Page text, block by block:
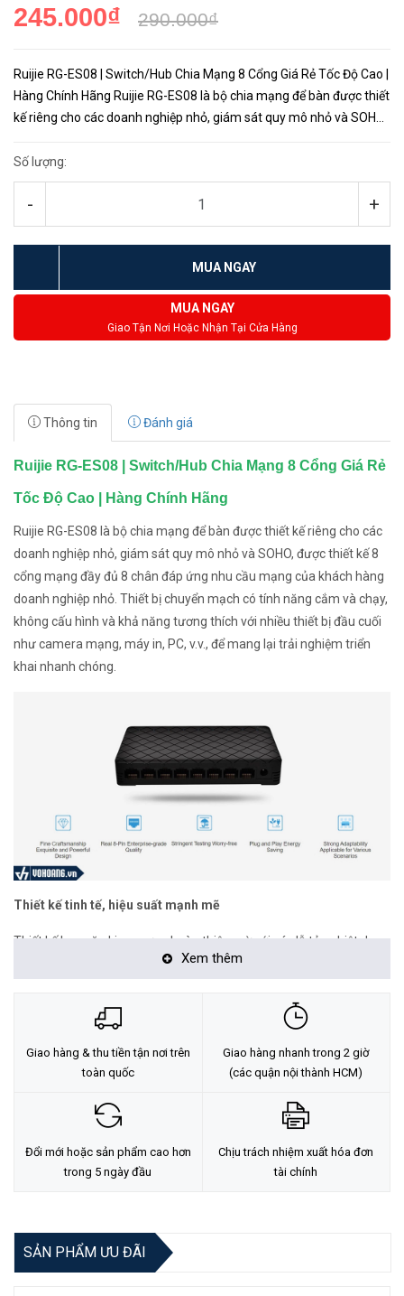
245.000₫ 290.000₫
Ruijie RG-ES08 | Switch/Hub Chia Mạng 8 Cổng Giá Rẻ Tốc Độ Cao |
Hàng Chính Hãng Ruijie RG-ES08 là bộ chia mạng để bàn được thiết
kế riêng cho các doanh nghiệp nhỏ, giám sát quy mô nhỏ và SOHO,
Số lượng:
- +
MUA NGAY
MUA NGAY
Giao Tận Nơi Hoặc Nhận Tại Cửa Hàng
Thông tin Đánh giá
Ruijie RG-ES08 | Switch/Hub Chia Mạng 8 Cổng Giá Rẻ
Tốc Độ Cao | Hàng Chính Hãng
Ruijie RG-ES08 là bộ chia mạng để bàn được thiết kế riêng cho các
doanh nghiệp nhỏ, giám sát quy mô nhỏ và SOHO, được thiết kế 8
cổng mạng đầy đủ 8 chân đáp ứng nhu cầu mạng của khách hàng
doanh nghiệp nhỏ. Thiết bị chuyển mạch có tính năng cắm và chạy,
không cấu hình và khả năng tương thích với nhiều thiết bị đầu cuối
như camera mạng, máy in, PC, v.v., để mang lại trải nghiệm triển
khai nhanh chóng.
Thiết kế tinh tế, hiệu suất mạnh mẽ
Thiết kế hoa văn kim cương hoàn thiện mờ với các lỗ tản nhiệt dạng
tổ ong ở phía dưới đảm bảo tản nhiệt hiệu quả đồng thời mang đến
cũng mang lại sự dễ sử dụng cho người dùng
Thiết kế theo tiêu chuẩn mô hình doanh nghiệp
Xem thêm
Giao hàng & thu tiền tận nơi trên
toàn quốc
Giao hàng nhanh trong 2 giờ
(các quận nội thành HCM)
Đổi mới hoặc sản phẩm cao hơn
trong 5 ngày đầu
Chịu trách nhiệm xuất hóa đơn
tài chính
SẢN PHẨM ƯU ĐÃI